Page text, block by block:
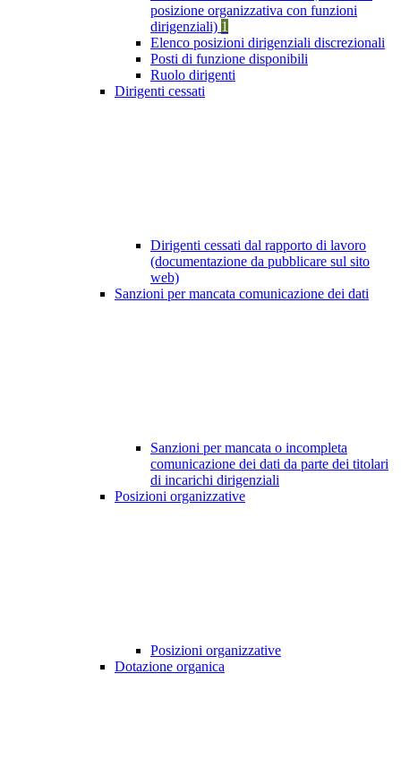
posizione organizzativa con funzioni
dirigenziali) 1
Elenco posizioni dirigenziali discrezionali
Posti di funzione disponibili
Ruolo dirigenti
Dirigenti cessati
Dirigenti cessati dal rapporto di lavoro
(documentazione da pubblicare sul sito
web)
Sanzioni per mancata comunicazione dei dati
Sanzioni per mancata o incompleta
comunicazione dei dati da parte dei titolari
di incarichi dirigenziali
Posizioni organizzative
Posizioni organizzative
Dotazione organica